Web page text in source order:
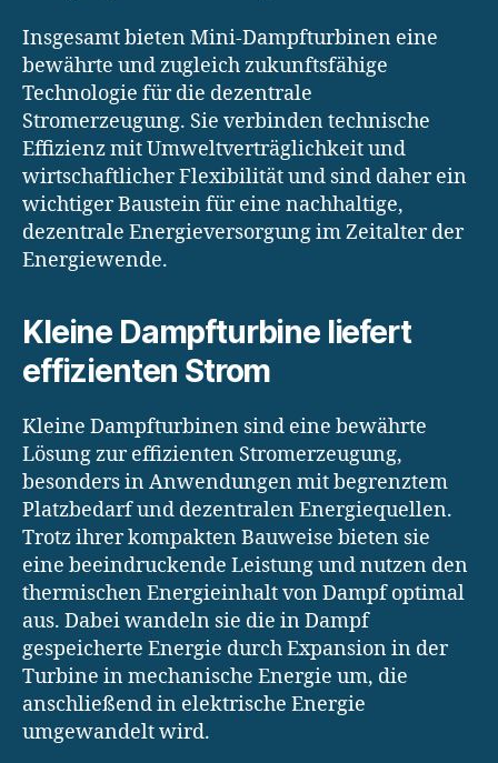
Insgesamt bieten Mini-Dampfturbinen eine
bewährte und zugleich zukunftsfähige
Technologie für die dezentrale
Stromerzeugung. Sie verbinden technische
Effizienz mit Umweltverträglichkeit und
wirtschaftlicher Flexibilität und sind daher ein
wichtiger Baustein für eine nachhaltige,
dezentrale Energieversorgung im Zeitalter der
Energiewende.
Kleine Dampfturbine liefert
effizienten Strom
Kleine Dampfturbinen sind eine bewährte
Lösung zur effizienten Stromerzeugung,
besonders in Anwendungen mit begrenztem
Platzbedarf und dezentralen Energiequellen.
Trotz ihrer kompakten Bauweise bieten sie
eine beeindruckende Leistung und nutzen den
thermischen Energieinhalt von Dampf optimal
aus. Dabei wandeln sie die in Dampf
gespeicherte Energie durch Expansion in der
Turbine in mechanische Energie um, die
anschließend in elektrische Energie
umgewandelt wird.